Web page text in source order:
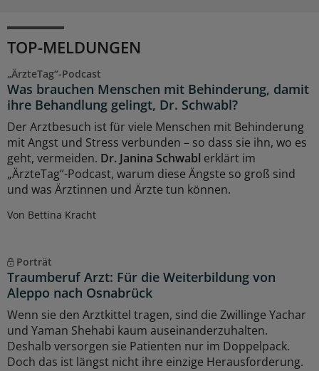
TOP-MELDUNGEN
„ÄrzteTag“-Podcast
Was brauchen Menschen mit Behinderung, damit
ihre Behandlung gelingt, Dr. Schwabl?
Der Arztbesuch ist für viele Menschen mit Behinderung
mit Angst und Stress verbunden – so dass sie ihn, wo es
geht, vermeiden. Dr. Janina Schwabl erklärt im
„ÄrzteTag“-Podcast, warum diese Ängste so groß sind
und was Ärztinnen und Ärzte tun können.
Von Bettina Kracht
Porträt
Traumberuf Arzt: Für die Weiterbildung von
Aleppo nach Osnabrück
Wenn sie den Arztkittel tragen, sind die Zwillinge Yachar
und Yaman Shehabi kaum auseinanderzuhalten.
Deshalb versorgen sie Patienten nur im Doppelpack.
Doch das ist längst nicht ihre einzige Herausforderung.